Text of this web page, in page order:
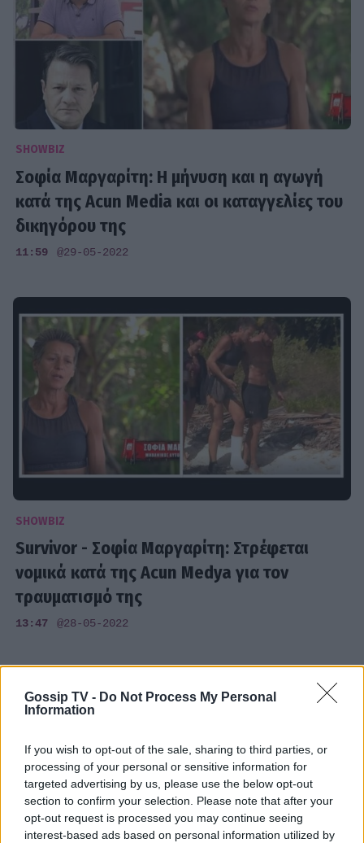
Gossip TV - Do Not Process My Personal
Information
If you wish to opt-out of the sale, sharing to third parties, or
processing of your personal or sensitive information for
targeted advertising by us, please use the below opt-out
section to confirm your selection. Please note that after your
opt-out request is processed you may continue seeing
interest-based ads based on personal information utilized by
SHOWBIZ
Σοφία Μαργαρίτη: Η μήνυση και η αγωγή
κατά της Acun Media και οι καταγγελίες του
δικηγόρου της
11:59 @29-05-2022
SHOWBIZ
Survivor - Σοφία Μαργαρίτη: Στρέφεται
νομικά κατά της Acun Medya για τον
τραυματισμό της
13:47 @28-05-2022